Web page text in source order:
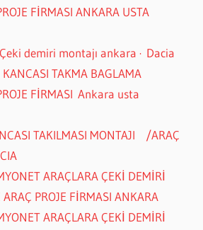
FİRMASI ANKARA USTA
demiri montajı ankara · Dacia
TAKMA BAGLAMA
FİRMASI Ankara usta
TAKILMASI MONTAJI /ARAÇ
ARAÇLARA ÇEKİ DEMİRİ
PROJE FİRMASI ANKARA
ARAÇLARA ÇEKİ DEMİRİ